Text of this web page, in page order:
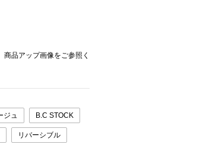
品アップ画像をご参照く
ジュ B.C STOCK
リバーシブル